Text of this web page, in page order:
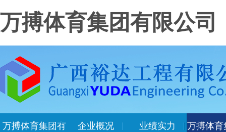
万搏体育集团有限公司
万搏体育集团有 企业概况 业绩实力 万搏体育